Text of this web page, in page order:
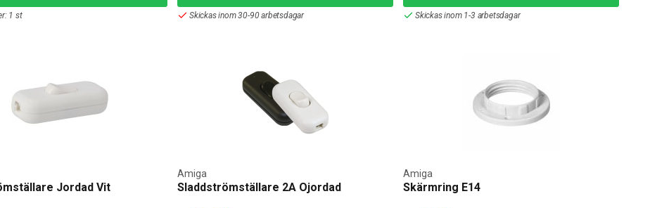
1 st Skickas inom 30-90 arbetsdagar Skickas inom 1-3 arbetsdagar
Jordad Vit Sladdströmställare 2A Ojordad
Amiga
Skärmring E14
Amiga